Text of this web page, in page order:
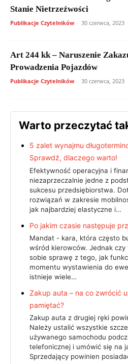
Stanie Nietrzeźwości
Publikacje Czytelników - 30 czerwca, 2023
Art 244 kk – Naruszenie
Prowadzenia Pojazdów
Publikacje Czytelników - 30 czerwca, 2023
Warto przeczytać
5 zalet wynajmu
Sprawdź, dlaczego warto!
Efektywność operacyjna i
niezaprzeczalnie jedne z
sukcesu przedsiębiorstwa.
rozwiązań w zakresie
jak najbardziej elastyczne i…
Po jakim czasie następuje
Mandat - kara, która często
wśród kierowców. Jednak czy
sobie sprawę z tego, jak
momentu wystawienia do
istnieje wiele…
Zakup auta – na co zwrócić
pamiętać?
Zakup auta z drugiej ręki
Należy ustalić wszystkie
używanego samochodu
telefonicznej i umówić się na
Sprzedający powinien